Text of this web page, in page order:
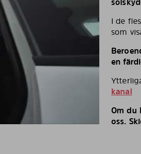
I de
som
en
kanal
Om du
oss.